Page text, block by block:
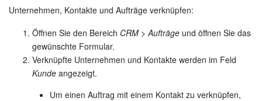
Unternehmen, Kontakte und Aufträge verknüpfen:
Öffnen Sie den Bereich CRM > Aufträge und öffnen Sie das
gewünschte Formular.
Verknüpfte Unternehmen und Kontakte werden im Feld
Kunde angezeigt.
Um einen Auftrag mit einem Kontakt zu verknüpfen,